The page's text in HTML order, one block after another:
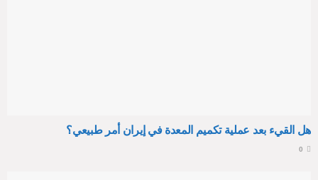
هل القيء بعد عملية تكميم المعدة في إيران أمر طبيعي؟